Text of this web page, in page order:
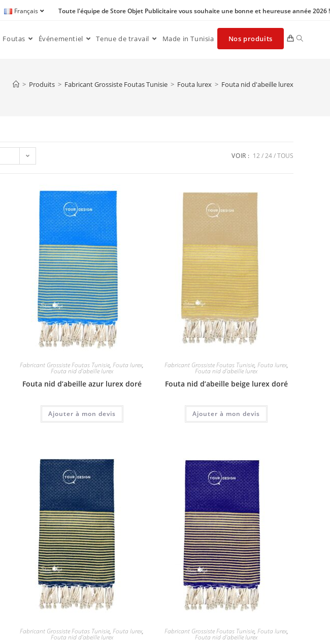
Français Toute l'équipe de Store Objet Publicitaire vous souhaite une bonne et heureuse année 2026 !
Foutas Événementiel Tenue de travail Made in Tunisia Nos produits
> Produits > Fabricant Grossiste Foutas Tunisie > Fouta lurex > Fouta nid d'abeille lurex
VOIR : 12 24 TOUS
Fabricant Grossiste Foutas Tunisie,Fouta lurex,
Fouta nid d'abeille lurex
Fouta nid d’abeille azur lurex doré
Ajouter à mon devis
Fabricant Grossiste Foutas Tunisie, Fouta lurex,
Fouta nid d'abeille lurex
Fouta nid d’abeille beige lurex doré
Ajouter à mon devis
Fabricant Grossiste Foutas Tunisie,Fouta lurex,
Fouta nid d'abeille lurex
Fabricant Grossiste Foutas Tunisie, Fouta lurex,
Fouta nid d'abeille lurex